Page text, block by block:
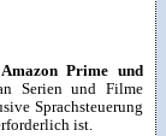
Prime und
Serien und Filme
Sprachsteuerung
ist.